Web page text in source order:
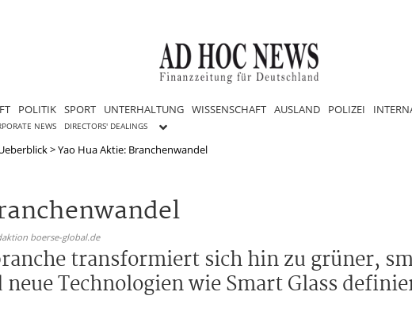
POLITIK SPORT UNTERHALTUNG WISSENSCHAFT AUSLAND POLIZEI
NEWS DIRECTORS' DEALINGS
>Yao Hua Aktie: Branchenwandel
boerse-global.de
transformiert sich hin zu grüner,
Technologien wie Smart Glass